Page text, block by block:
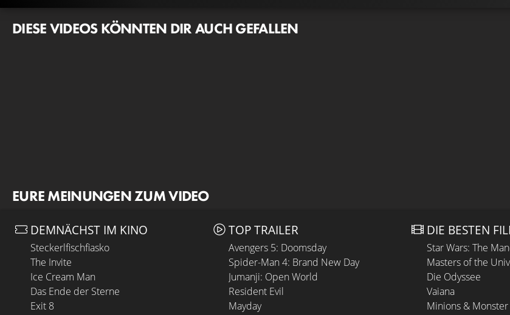
DIESE VIDEOS KÖNNTEN DIR AUCH GEFALLEN
EURE MEINUNGEN ZUM VIDEO
DEMNÄCHST IM KINO
Steckerlfischfiasko
The Invite
Ice Cream Man
Das Ende der Sterne
Exit 8
TOP TRAILER
Avengers 5: Doomsday
Spider-Man 4: Brand New Day
Jumanji: Open World
Resident Evil
Mayday
DIE BESTEN
Star Wars: The
Masters of the
Die Odyssee
Vaiana
Minions & Monster